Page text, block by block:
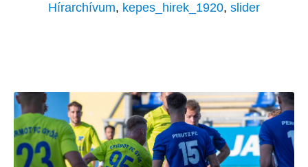
Hírarchívum, kepes_hirek_1920, slider